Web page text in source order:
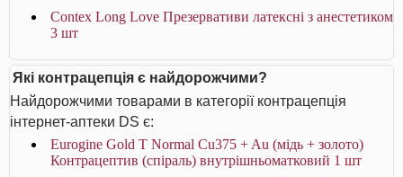
Contex Long Love Презервативи латексні з анестетиком
3 шт
Які контрацепція є найдорожчими?
Найдорожчими товарами в категорії контрацепція
інтернет-аптеки DS є:
Eurogine Gold T Normal Cu375 + Au (мідь + золото)
Контрацептив (спіраль) внутрішньоматковий 1 шт